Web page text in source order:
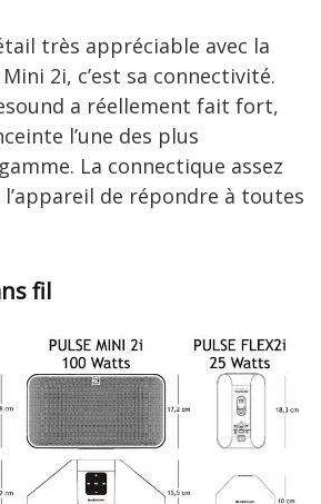
très appréciable avec la
2i, c’est sa connectivité.
a réellement fait fort,
l’une des plus
La connectique assez
de répondre à toutes
fil